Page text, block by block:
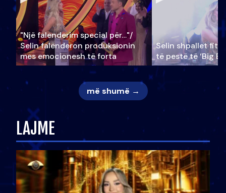
"Një falenderim special për…"/
Selin falënderon produksionin
mes emocionesh të forta
Selin shpallet
të pestë të ‘Big
më shumë →
LAJME